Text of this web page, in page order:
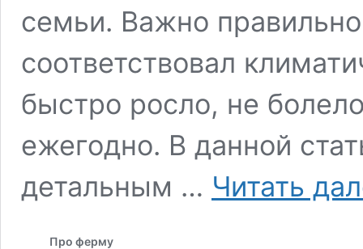
семьи. Важно
соответствовал
быстро росло, не
ежегодно. В данной
детальным … Читать
Про ферму